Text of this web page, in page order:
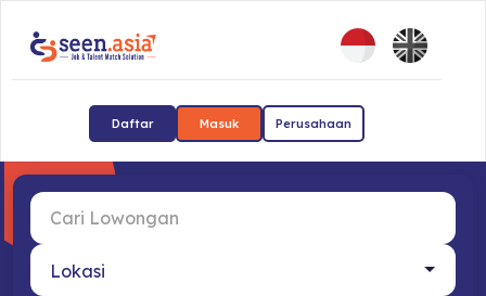
Daftar Masuk Perusahaan